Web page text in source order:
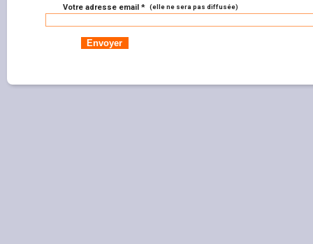
Votre adresse email * (elle ne sera pas diffusée)